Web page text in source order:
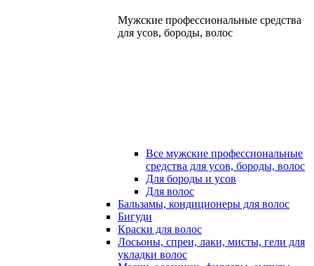
Мужские профессиональные средства
для усов, бороды, волос
Все мужские профессиональные
средства для усов, бороды, волос
Для бороды и усов
Для волос
Бальзамы, кондиционеры для волос
Бигуди
Краски для волос
Лосьоны, спреи, лаки, мисты, гели для
укладки волос